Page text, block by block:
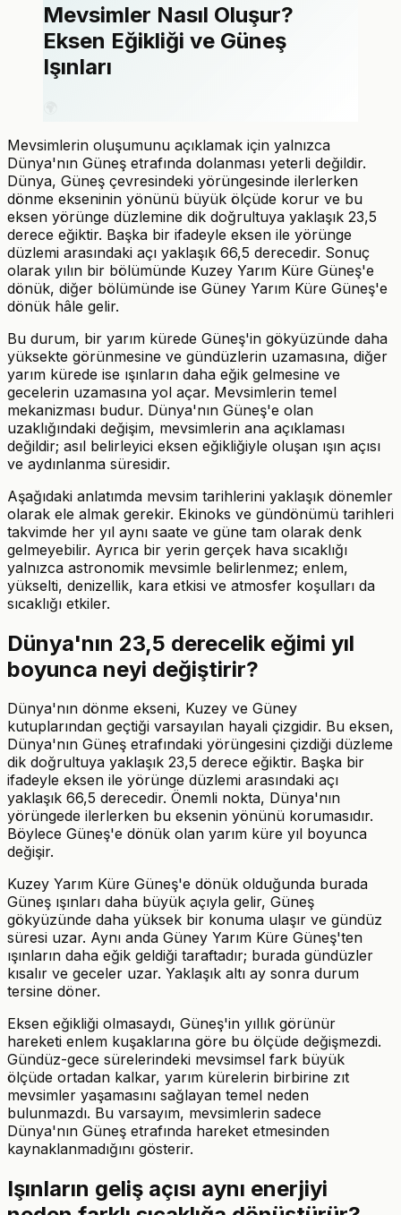
Mevsimler Nasıl Oluşur?
Eksen Eğikliği ve Güneş
Işınları
Mevsimlerin oluşumunu açıklamak için yalnızca
Dünya'nın Güneş etrafında dolanması yeterli değildir.
Dünya, Güneş çevresindeki yörüngesinde ilerlerken
dönme ekseninin yönünü büyük ölçüde korur ve bu
eksen yörünge düzlemine dik doğrultuya yaklaşık 23,5
derece eğiktir. Başka bir ifadeyle eksen ile yörünge
düzlemi arasındaki açı yaklaşık 66,5 derecedir. Sonuç
olarak yılın bir bölümünde Kuzey Yarım Küre Güneş'e
dönük, diğer bölümünde ise Güney Yarım Küre Güneş'e
dönük hâle gelir.
Bu durum, bir yarım kürede Güneş'in gökyüzünde daha
yüksekte görünmesine ve gündüzlerin uzamasına, diğer
yarım kürede ise ışınların daha eğik gelmesine ve
gecelerin uzamasına yol açar. Mevsimlerin temel
mekanizması budur. Dünya'nın Güneş'e olan
uzaklığındaki değişim, mevsimlerin ana açıklaması
değildir; asıl belirleyici eksen eğikliğiyle oluşan ışın açısı
ve aydınlanma süresidir.
Aşağıdaki anlatımda mevsim tarihlerini yaklaşık dönemler
olarak ele almak gerekir. Ekinoks ve gündönümü tarihleri
takvimde her yıl aynı saate ve güne tam olarak denk
gelmeyebilir. Ayrıca bir yerin gerçek hava sıcaklığı
yalnızca astronomik mevsimle belirlenmez; enlem,
yükselti, denizellik, kara etkisi ve atmosfer koşulları da
sıcaklığı etkiler.
Dünya'nın 23,5 derecelik eğimi yıl
boyunca neyi değiştirir?
Dünya'nın dönme ekseni, Kuzey ve Güney
kutuplarından geçtiği varsayılan hayali çizgidir. Bu eksen,
Dünya'nın Güneş etrafındaki yörüngesini çizdiği düzleme
dik doğrultuya yaklaşık 23,5 derece eğiktir. Başka bir
ifadeyle eksen ile yörünge düzlemi arasındaki açı
yaklaşık 66,5 derecedir. Önemli nokta, Dünya'nın
yörüngede ilerlerken bu eksenin yönünü korumasıdır.
Böylece Güneş'e dönük olan yarım küre yıl boyunca
değişir.
Kuzey Yarım Küre Güneş'e dönük olduğunda burada
Güneş ışınları daha büyük açıyla gelir, Güneş
gökyüzünde daha yüksek bir konuma ulaşır ve gündüz
süresi uzar. Aynı anda Güney Yarım Küre Güneş'ten
ışınların daha eğik geldiği taraftadır; burada gündüzler
kısalır ve geceler uzar. Yaklaşık altı ay sonra durum
tersine döner.
Eksen eğikliği olmasaydı, Güneş'in yıllık görünür
hareketi enlem kuşaklarına göre bu ölçüde değişmezdi.
Gündüz-gece sürelerindeki mevsimsel fark büyük
ölçüde ortadan kalkar, yarım kürelerin birbirine zıt
mevsimler yaşamasını sağlayan temel neden
bulunmazdı. Bu varsayım, mevsimlerin sadece
Dünya'nın Güneş etrafında hareket etmesinden
kaynaklanmadığını gösterir.
Işınların geliş açısı aynı enerjiyi